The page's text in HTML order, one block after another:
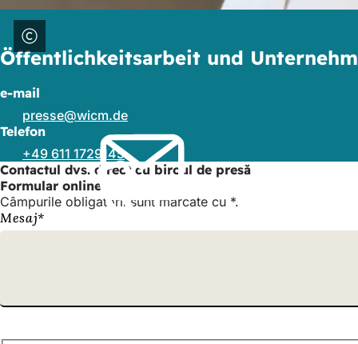
Öffentlichkeitsarbeit und
e-mail
presse
wicm de
Telefon
+49 611 1729145
Contactul dvs. direct cu biroul de presă
Formular online
Câmpurile obligatorii sunt marcate cu *.
Mesajul
dvs.
Mesaj*